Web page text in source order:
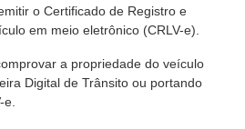
o Certificado de Registro e
em meio eletrônico (CRLV-e).
a propriedade do veículo
Digital de Trânsito ou portando